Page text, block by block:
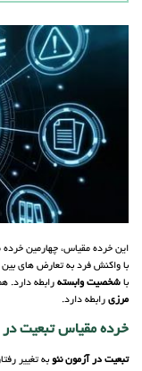
این خرده مقیاس، چهارمین
با واکنش فرد به تعارض­ های بین
با شخصیت وابسته رابطه دارد.
مرزی رابطه دارد.
خرده مقیاس تبعیت در
تبعیت در آزمون نئو به تغییر